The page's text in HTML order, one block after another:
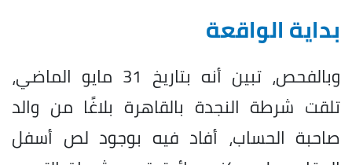
بداية الواقعة
وبالفحص، تبين أنه بتاريخ 31 مايو الماضي،
تلقت شرطة النجدة بالقاهرة بلاغًا من والد
صاحبة الحساب، أفاد فيه بوجود لص أسفل